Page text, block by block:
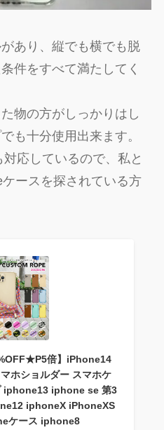
あり、縦でも横でも脱
件をすべて満たしてく
物の方がしっかりはし
も十分使用出来ます。
応しているので、私と
ースを探されている方
倍】iPhone14
ホショルダー スマホケ
iphone13 iphone se 第3
iphoneX iPhoneXS
ケース iphone8